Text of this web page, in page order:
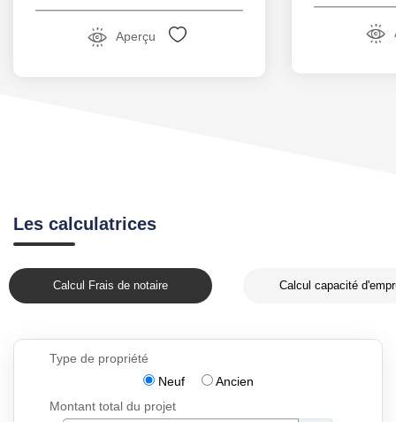
Aperçu
Les calculatrices
Calcul Frais de notaire Calcul capacité